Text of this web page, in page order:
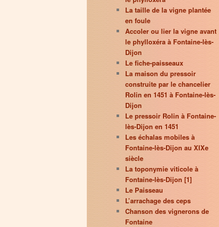
La taille de la vigne plantée
en foule
Accoler ou lier la vigne avant
le phylloxéra à Fontaine-lès-
Dijon
Le fiche-paisseaux
La maison du pressoir
construite par le chancelier
Rolin en 1451 à Fontaine-lès-
Dijon
Le pressoir Rolin à Fontaine-
lès-Dijon en 1451
Les échalas mobiles à
Fontaine-lès-Dijon au XIXe
siècle
La toponymie viticole à
Fontaine-lès-Dijon [1]
Le Paisseau
L’arrachage des ceps
Chanson des vignerons de
Fontaine